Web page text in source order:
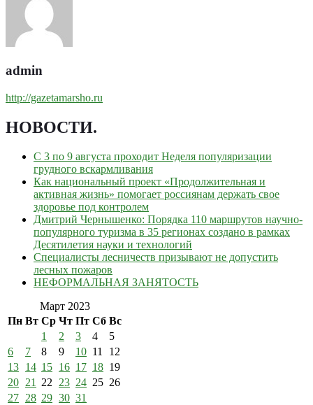
admin
http://gazetamarsho.ru
НОВОСТИ.
С 3 по 9 августа проходит Неделя популяризации
грудного вскармливания
Как национальный проект «Продолжительная и
активная жизнь» помогает россиянам держать свое
здоровье под контролем
Дмитрий Чернышенко: Порядка 110 маршрутов научно-
популярного туризма в 35 регионах создано в рамках
Десятилетия науки и технологий
Специалисты лесничеств призывают не допустить
лесных пожаров
НЕФОРМАЛЬНАЯ ЗАНЯТОСТЬ
Март 2023
Пн Вт Ср Чт Пт Сб Вс
1
2 3 4
5
6
7 8 9 10 11
12
13 14 15 16 17 18 19
20 21 22 23 24 25 26
27 28 29 30 31